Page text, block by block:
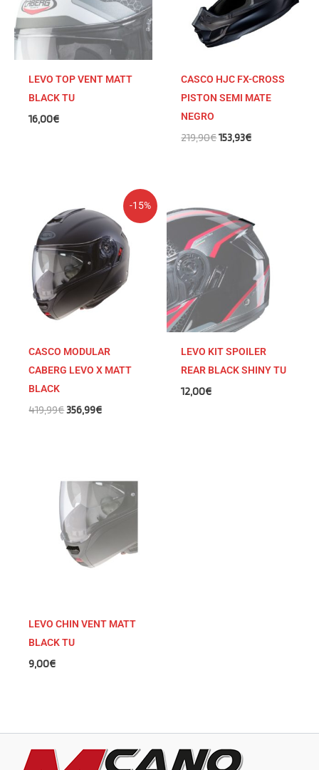
LEVO TOP VENT MATT
BLACK TU
16,00€
CASCO HJC FX-CROSS
PISTON SEMI MATE
NEGRO
219,90€153,93€
-15%
CASCO MODULAR
CABERG LEVO X MATT
BLACK
419,99€
precio
original
era:
419,99€.
356,99€
precio
actual
es:
356,99€.
LEVO KIT SPOILER
REAR BLACK SHINY TU
12,00€
LEVO CHIN VENT MATT
BLACK TU
9,00€